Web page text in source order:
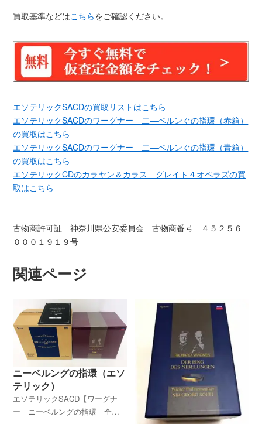
買取基準などはこちらをご確認ください。
エソテリックSACDの買取リストはこちら
エソテリックSACDのワーグナー 二―ベルンぐの指環（赤箱）
の買取はこちら
エソテリックSACDのワーグナー 二―ベルンぐの指環（青箱）
の買取はこちら
エソテリックCDのカラヤン＆カラス グレイト４オペラズの買
取はこちら
古物商許可証 神奈川県公安委員会 古物商番号 ４５２５６
０００１９１９号
関連ページ
ニーベルングの指環（エソ
テリック）
エソテリックSACD【ワーグナ
ー ニーベルングの指環 全